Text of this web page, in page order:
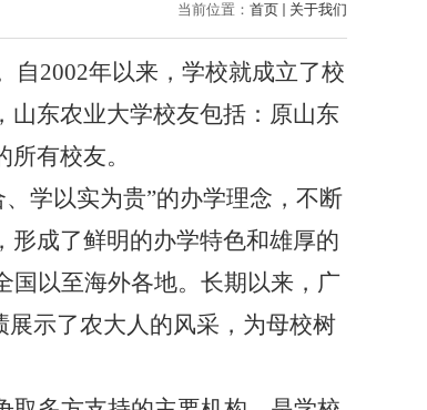
当前位置： 首页 关于我们
自2002年以来，学校就成立了校
山东农业大学校友包括：原山东
有校友。
学以实为贵”的办学理念，不断
形成了鲜明的办学特色和雄厚的
国以至海外各地。长期以来，广
示了农大人的风采，为母校树